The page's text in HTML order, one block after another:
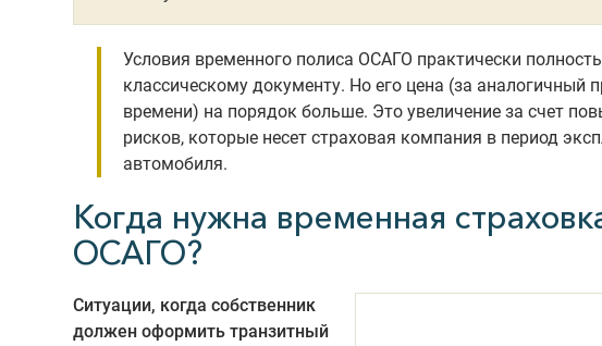
Условия временного полиса ОСАГО практически
классическому документу. Но его цена (за аналогичный
времени) на порядок больше. Это увеличение за счет
рисков, которые несет страховая компания в период
автомобиля.
Когда нужна временная
ОСАГО?
Ситуации, когда собственник
должен оформить транзитный